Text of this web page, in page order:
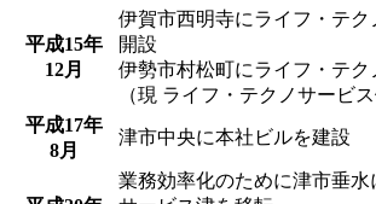
平成15年
12月
伊賀市西明寺にライフ・テク
開設
伊勢市村松町にライフ・テ
（現 ライフ・テクノサービ
平成17年
8月
津市中央に本社ビルを建設
業務効率化のために津市垂水